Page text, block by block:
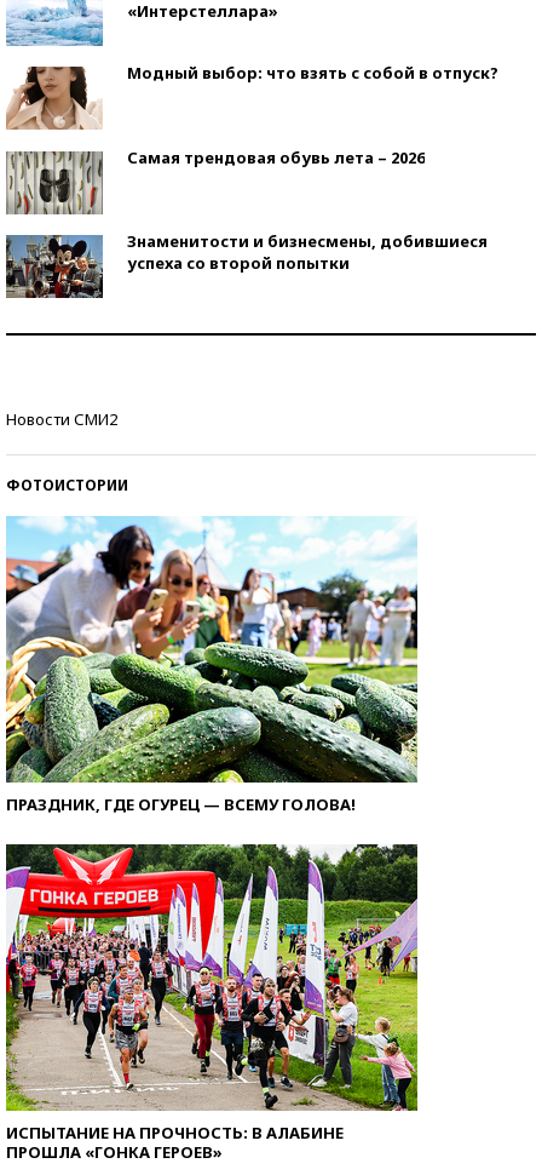
«Интерстеллара»
Модный выбор: что взять с собой в отпуск?
Самая трендовая обувь лета – 2026
Знаменитости и бизнесмены, добившиеся
успеха со второй попытки
Новости СМИ2
ФОТОИСТОРИИ
ПРАЗДНИК, ГДЕ ОГУРЕЦ — ВСЕМУ ГОЛОВА!
ИСПЫТАНИЕ НА ПРОЧНОСТЬ: В АЛАБИНЕ
ПРОШЛА «ГОНКА ГЕРОЕВ»